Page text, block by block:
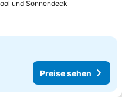
und Sonnendeck
Preise sehen